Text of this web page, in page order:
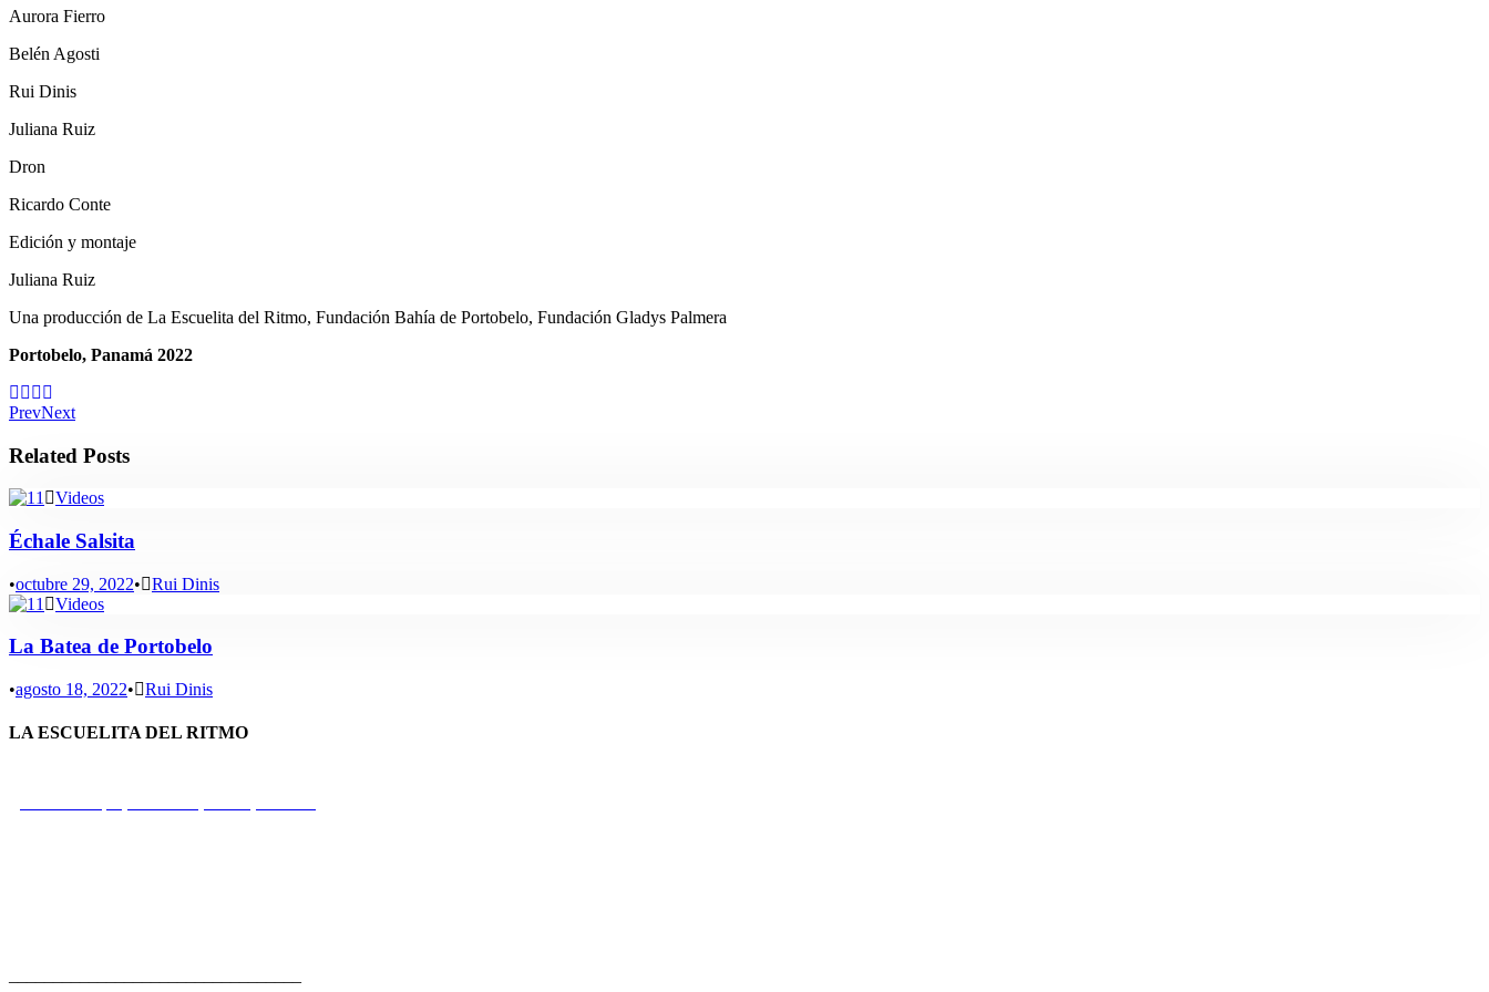
Aurora Fierro
Belén Agosti
Rui Dinis
Juliana Ruiz
Dron
Ricardo Conte
Edición y montaje
Juliana Ruiz
Una producción de La Escuelita del Ritmo, Fundación Bahía de Portobelo, Fundación Gladys Palmera
Portobelo, Panamá 2022
PrevNext
Related Posts
Videos
Échale Salsita
•octubre 29, 2022•
Rui Dinis
Videos
La Batea de Portobelo
•agosto 18, 2022• Rui Dinis
LA ESCUELITA DEL RITMO